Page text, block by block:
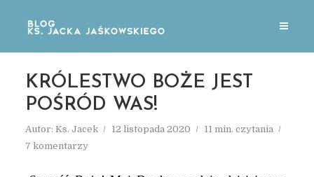
KRÓLESTWO BOŻE JEST
POŚRÓD WAS!
Autor: Ks. Jacek 12 listopada 2020
11 min. czytania
7 komentarzy